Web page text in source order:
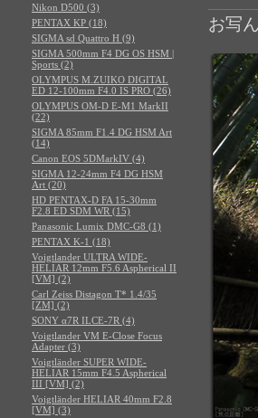
お写
Nikon D500 (3)
PENTAX KP (18)
SIGMA sd Quattro H (9)
SIGMA 500mm F4 DG OS HSM |
Sports (2)
OLYMPUS M.ZUIKO DIGITAL
ED 12-100mm F4.0 IS PRO (26)
OLYMPUS OM-D E-M1 MarkII
(22)
SIGMA 85mm F1.4 DG HSM Art
(14)
Canon EOS 5DMarkIV (4)
SIGMA 12-24mm F4 DG HSM
Art (20)
HD PENTAX-D FA 15-30mm
F2.8 ED SDM WR (15)
Panasonic Lumix DMC-G8 (1)
PENTAX K-1 (18)
Voigtlander ULTRA WIDE-
HELIAR 12mm F5.6 Aspherical II
[VM] (2)
Carl Zeiss Distagon T* 1.4/35
[ZM] (2)
SONY α7R ILCE-7R (4)
Voigtlander VM E-Close Focus
Adapter (3)
Voigtländer SUPER WIDE-
HELIAR 15mm F4.5 Aspherical
III [VM] (2)
Voigtländer HELIAR 40mm F2.8
[VM] (3)